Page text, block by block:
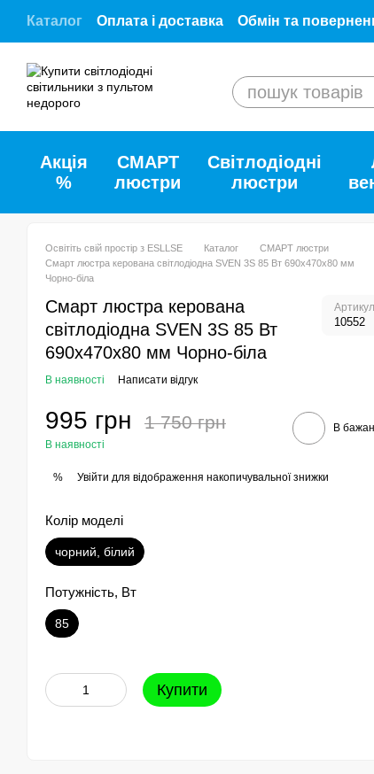
Перейти до основного контенту
Каталог Оплата і доставка Обмін та
Відгуки про ESLLSE.SHOP
Співпраця з
Договір публічної оферти
Акція
%
СМАРТ
люстри
Світлодіодні
люстри
Освітіть свій простір з ESLLSE Каталог
СМАРТ люстри
Смарт люстра керована світлодіодна SVEN 3S 85 Вт 690x470x80 мм
Чорно-біла
Смарт люстра керована
світлодіодна SVEN 3S 85 Вт
690x470x80 мм Чорно-біла
Артикул
10552
В наявності Написати відгук
995 грн 1 750 грн
В наявності
В
% Увійти для відображення накопичувальної знижки
Колір моделі
чорний, білий
Потужність, Вт
85
Купити